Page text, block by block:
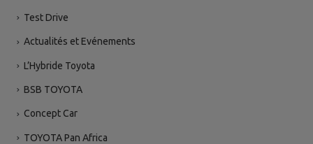
Test Drive
Actualités et Evénements
L’Hybride Toyota
BSB TOYOTA
Concept Car
TOYOTA Pan Africa